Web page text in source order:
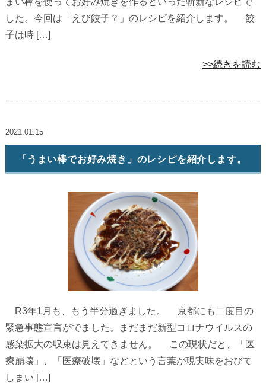
した。今回は「えび餃子？」のレシピを紹介します。 餃
子は時 […]
>>続きを読む
2021.01.15
「うまい棒でお好み焼き」のレシピを紹介します。
R3年1月も、もう半分過ぎました。 京都にも二度目の
緊急事態宣言がでました。まだまだ新型コロナウイルスの
感染拡大の収束は見えてきません。 この現状だと、「医
療崩壊」、「医療破壊」などという言葉が現実味をおびて
しまい […]